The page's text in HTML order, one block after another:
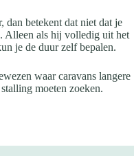
dan betekent dat niet dat je
Alleen als hij volledig uit het
je de duur zelf bepalen.
waar caravans langere
moeten zoeken.